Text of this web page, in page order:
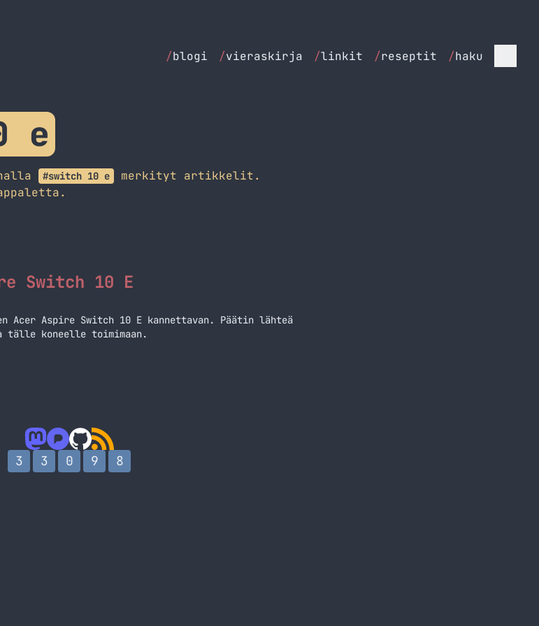
/blogi /vieraskirja /linkit /reseptit /haku
e
#switch 10 e
merkityt artikkelit.
Switch 10 E
Acer Aspire Switch 10 E kannettavan. Päätin lähteä
tälle koneelle toimimaan.
3 3 0 9 8